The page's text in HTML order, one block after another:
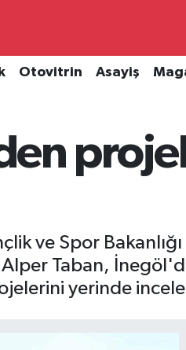
Otovitrin Asayiş
ve Spor Bakanlığı
Taban,
yerinde